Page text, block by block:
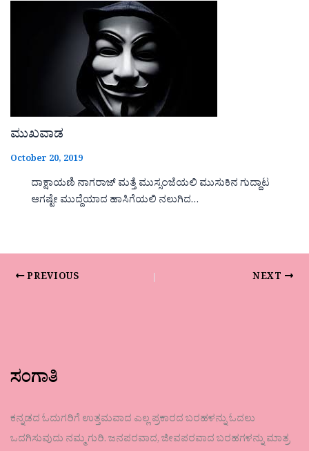
ಮುಖವಾಡ
October 20, 2019
ದಾಕ್ಷಾಯಣಿ ನಾಗರಾಜ್ ಮತ್ತೆ ಮುಸ್ಸಂಜೆಯಲಿ ಮುಸುಕಿನ ಗುದ್ದಾಟ
ಆಗಷ್ಟೇ ಮುದ್ದೆಯಾದ ಹಾಸಿಗೆಯಲಿ ನಲುಗಿದ…
PREVIOUS NEXT
ಸಂಗಾತಿ
ಕನ್ನಡದ ಓದುಗರಿಗೆ ಉತ್ತಮವಾದ ಎಲ್ಲ ಪ್ರಕಾರದ ಬರಹಳನ್ನು ಓದಲು
ಒದಗಿಸುವುದು ನಮ್ಮ ಗುರಿ. ಜನಪರವಾದ, ಜೀವಪರವಾದ ಬರಹಗಳನ್ನು ಮಾತ್ರ